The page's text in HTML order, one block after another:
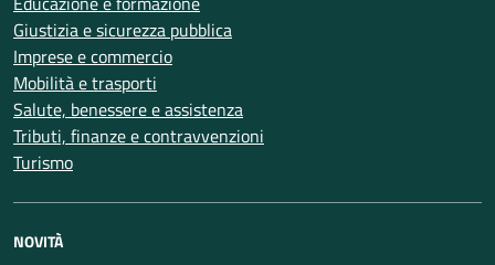
Giustizia e sicurezza pubblica
Imprese e commercio
Mobilità e trasporti
Salute, benessere e assistenza
Tributi, finanze e contravvenzioni
Turismo
NOVITÀ